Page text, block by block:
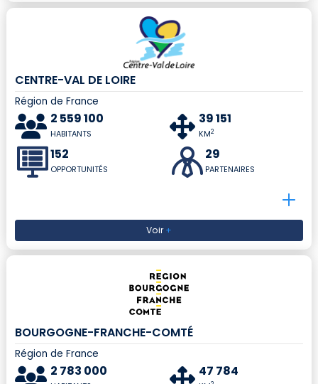
CENTRE-VAL DE LOIRE
Région de France
2 559 100
HABITANTS
39 151
KM2
152
OPPORTUNITÉS
29
PARTENAIRES
Voir+
BOURGOGNE-FRANCHE-COMTÉ
Région de France
2 783 000 47 784